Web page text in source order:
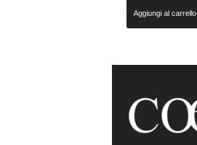
Aggiungi al carrello